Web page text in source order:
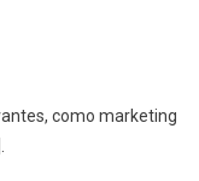
como marketing